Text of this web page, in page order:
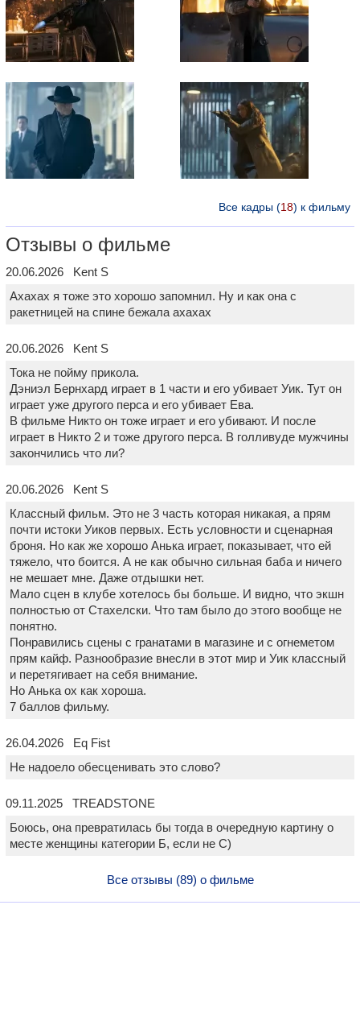
Все кадры (18) к фильму
Отзывы о фильме
20.06.2026 Kent S
Ахахах я тоже это хорошо запомнил. Ну и как она с
ракетницей на спине бежала ахахах
20.06.2026 Kent S
Тока не пойму прикола.
Дэниэл Бернхард играет в 1 части и его убивает Уик. Тут он
играет уже другого перса и его убивает Ева.
В фильме Никто он тоже играет и его убивают. И после
играет в Никто 2 и тоже другого перса. В голливуде мужчины
закончились что ли?
20.06.2026 Kent S
Классный фильм. Это не 3 часть которая никакая, а прям
почти истоки Уиков первых. Есть условности и сценарная
броня. Но как же хорошо Анька играет, показывает, что ей
тяжело, что боится. А не как обычно сильная баба и ничего
не мешает мне. Даже отдышки нет.
Мало сцен в клубе хотелось бы больше. И видно, что экшн
полностью от Стахелски. Что там было до этого вообще не
понятно.
Понравились сцены с гранатами в магазине и с огнеметом
прям кайф. Разнообразие внесли в этот мир и Уик классный
и перетягивает на себя внимание.
Но Анька ох как хороша.
7 баллов фильму.
26.04.2026 Eq Fist
Не надоело обесценивать это слово?
09.11.2025 TREADSTONE
Боюсь, она превратилась бы тогда в очередную картину о
месте женщины категории Б, если не С)
Все отзывы (89) о фильме